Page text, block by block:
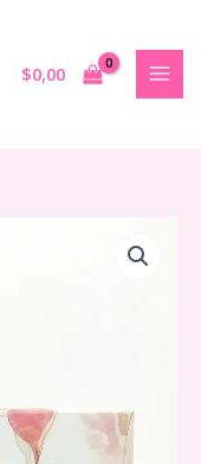
$0,00